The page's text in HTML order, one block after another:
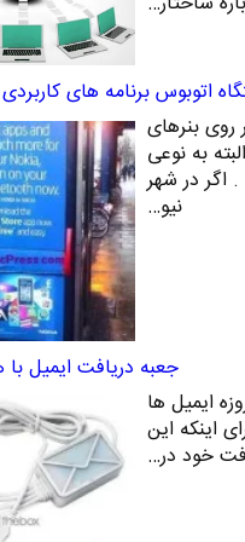
اتوبوس برنامه های کاربردی
روی بنرهای
به نوعی
اگر در شهر
نیو…
جعبه دریافت ایمیل
ایمیل ها
اینکه این
خود در…